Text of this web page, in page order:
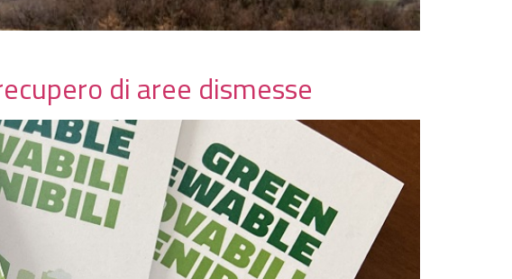
di aree dismesse